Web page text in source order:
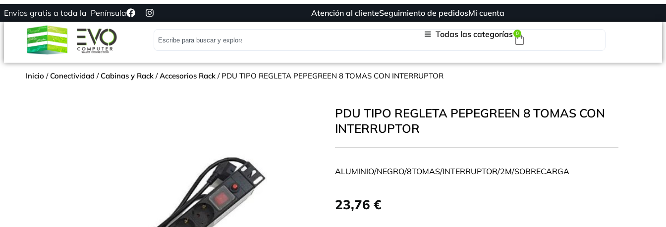
Envíos gratis a toda la Península Atención al clienteSeguimiento de pedidosMi cuenta
Todas las categorías 0
Inicio /Conectividad /Cabinas y Rack /Accesorios Rack / PDU TIPO REGLETA PEPEGREEN 8 TOMAS CON INTERRUPTOR
PDU TIPO REGLETA PEPEGREEN 8 TOMAS CON
INTERRUPTOR
ALUMINIO/NEGRO/8TOMAS/INTERRUPTOR/2M/SOBRECARGA
23,76 €